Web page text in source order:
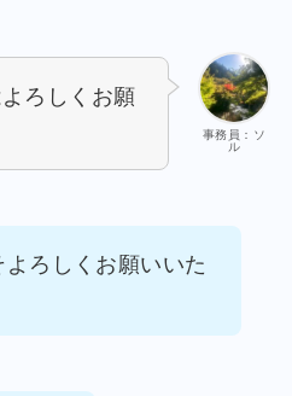
事務員：ソ
ル
ろしくお願
よろしくお願いいた